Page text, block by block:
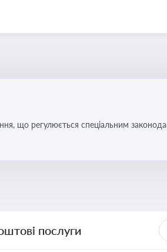
що регулюється спеціальним
і забезпечення прав споживачів.
послуги